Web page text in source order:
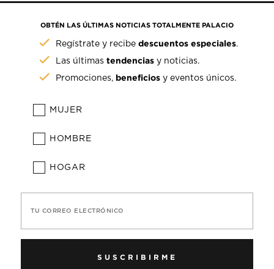
OBTÉN LAS ÚLTIMAS NOTICIAS TOTALMENTE PALACIO
Regístrate y recibedescuentos especiales.
Las últimastendencias y noticias.
Promociones, beneficios y eventos únicos.
MUJER
HOMBRE
HOGAR
TU CORREO ELECTRÓNICO
SUSCRIBIRME